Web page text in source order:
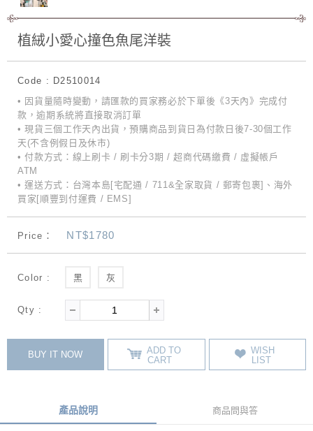
植絨小愛心撞色魚尾洋裝
Code : D2510014
• 因貨量隨時變動，請匯款的買家務必於下單後《3天內》完成付
款，逾期系統將直接取消訂單
• 現貨三個工作天內出貨，預購商品到貨日為付款日後7-30個工作
天(不含例假日及休市)
• 付款方式：線上刷卡 / 刷卡分3期 / 超商代碼繳費 / 虛擬帳戶
ATM
• 運送方式：台灣本島[宅配通 / 711&全家取貨 / 郵寄包裹]、海外
買家[順豐到付運費 / EMS]
Price： NT$1780
Color : 黑 灰
Qty :
BUY IT NOW
ADD TO
CART
WISH
LIST
產品說明 商品問與答